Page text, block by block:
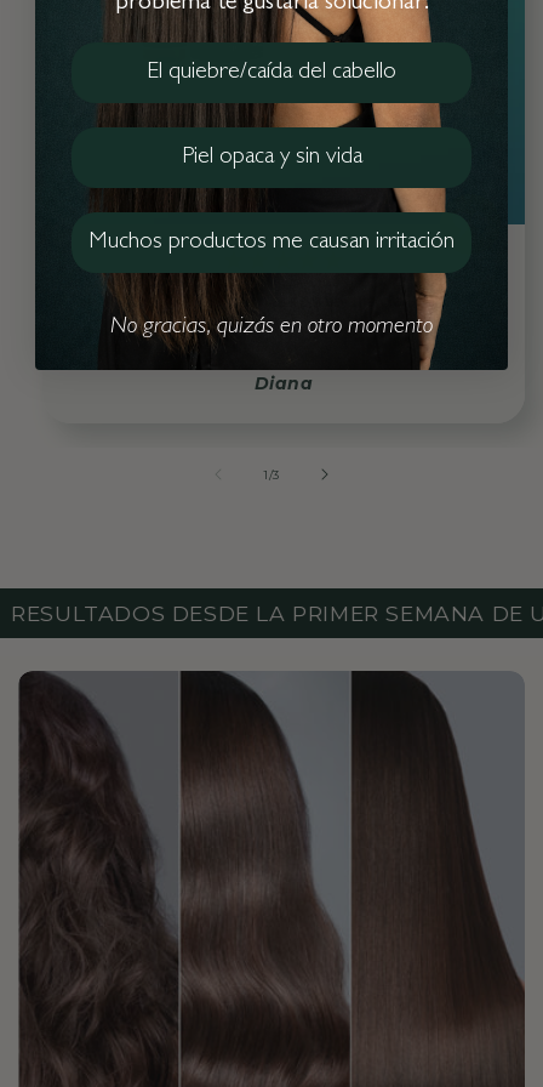
electrónico somos.la.colmena@apigreen.com
Teléfono
RUTINA ACLARANTE,
Correo
electrónico
somos.la.colmena@apigreen.com
Teléfono
electrónico somos.la.colmena@apigreen.com
Teléfono
Autoestima restaurada
Diana
1/de
3
LA PRIMER SEMANA DE USO Envío
El quiebre/caída del cabello
Piel opaca y sin vida
Muchos productos me causan irritación
No gracias, quizás en otro momento